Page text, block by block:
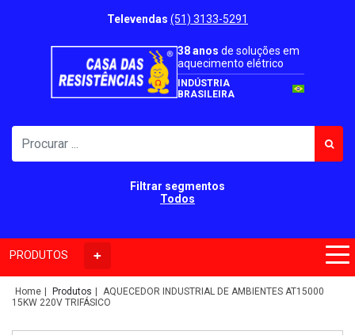
Televendas (51) 3133-5291
38 anos de soluções em
aquecimento elétrico
INDÚSTRIA
BRASILEIRA
Filtrar segmentos
Todos
PRODUTOS
Home Produtos
AQUECEDOR INDUSTRIAL DE AMBIENTES AT15000
15KW 220V TRIFÁSICO